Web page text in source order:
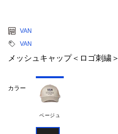
VAN
VAN
メッシュキャップ＜ロゴ刺繍＞
カラー
ベージュ